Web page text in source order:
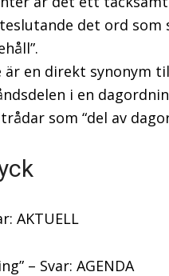
det ord som
är en direkt synonym
i en
som “del av
AKTUELL
– Svar: AGENDA